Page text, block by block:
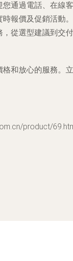
通過電話、在線客
報價及促銷活動。
從選型建議到交付
和放心的服務。立
product/